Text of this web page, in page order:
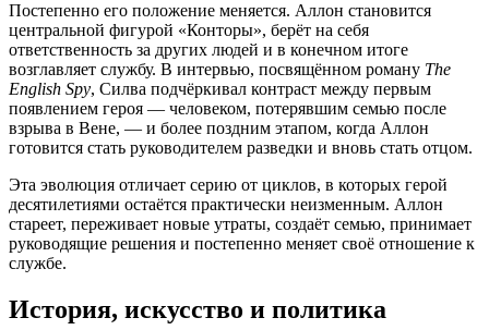
Постепенно его положение меняется. Аллон становится
центральной фигурой «Конторы», берёт на себя
ответственность за других людей и в конечном итоге
возглавляет службу. В интервью, посвящённом роману The
English Spy, Силва подчёркивал контраст между первым
появлением героя — человеком, потерявшим семью после
взрыва в Вене, — и более поздним этапом, когда Аллон
готовится стать руководителем разведки и вновь стать отцом.
Эта эволюция отличает серию от циклов, в которых герой
десятилетиями остаётся практически неизменным. Аллон
стареет, переживает новые утраты, создаёт семью, принимает
руководящие решения и постепенно меняет своё отношение к
службе.
История, искусство и политика